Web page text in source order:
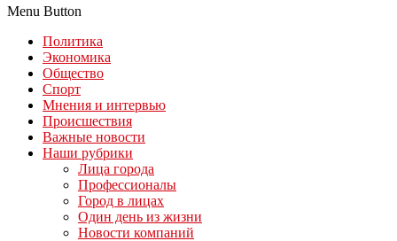
Menu Button
Политика
Экономика
Общество
Спорт
Мнения и интервью
Происшествия
Важные новости
Наши рубрики
Лица города
Профессионалы
Город в лицах
Один день из жизни
Новости компаний